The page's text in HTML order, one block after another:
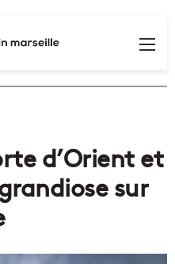
d’Orient et
sur